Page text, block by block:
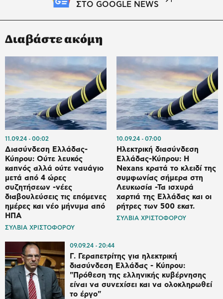
ΣΤΟ GOOGLE NEWS
Διαβάστε ακόμη
11.09.24 00:02
Διασύνδεση Ελλάδας-
Κύπρου: Ούτε λευκός
καπνός αλλά ούτε ναυάγιο
μετά από 4 ώρες
συζητήσεων -νέες
διαβουλεύσεις τις επόμενες
ημέρες και νέο μήνυμα από
ΗΠΑ
ΣΥΛΒΙΑ ΧΡΙΣΤΟΦΟΡΟΥ
10.09.24 07:00
Ηλεκτρική διασύνδεση
Ελλάδας-Κύπρου: Η
Nexans κρατά το κλειδί της
συμφωνίας σήμερα στη
Λευκωσία -Τα ισχυρά
χαρτιά της Ελλάδας και οι
ρήτρες των 500 εκατ.
ΣΥΛΒΙΑ ΧΡΙΣΤΟΦΟΡΟΥ
09.09.24 20:44
Γ. Γεραπετρίτης για ηλεκτρική
διασύνδεση Ελλάδας - Κύπρου:
"Πρόθεση της ελληνικής κυβέρνησης
είναι να συνεχίσει και να ολοκληρωθεί
το έργο"